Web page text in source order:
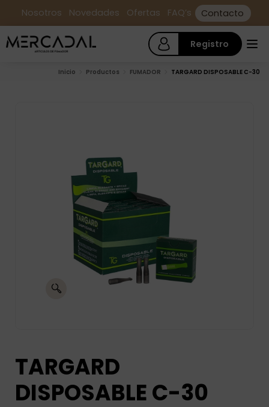
Nosotros Novedades Ofertas FAQ’s Contacto
Registro
Inicio Productos FUMADOR TARGARD DISPOSABLE C-30
TARGARD
DISPOSABLE C-30